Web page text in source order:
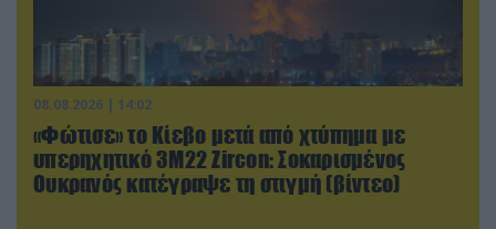
08.08.2026 | 14:02
«Φώτισε» το Κίεβο μετά από χτύπημα με
υπερηχητικό 3M22 Zircon: Σοκαρισμένος
Ουκρανός κατέγραψε τη στιγμή (βίντεο)